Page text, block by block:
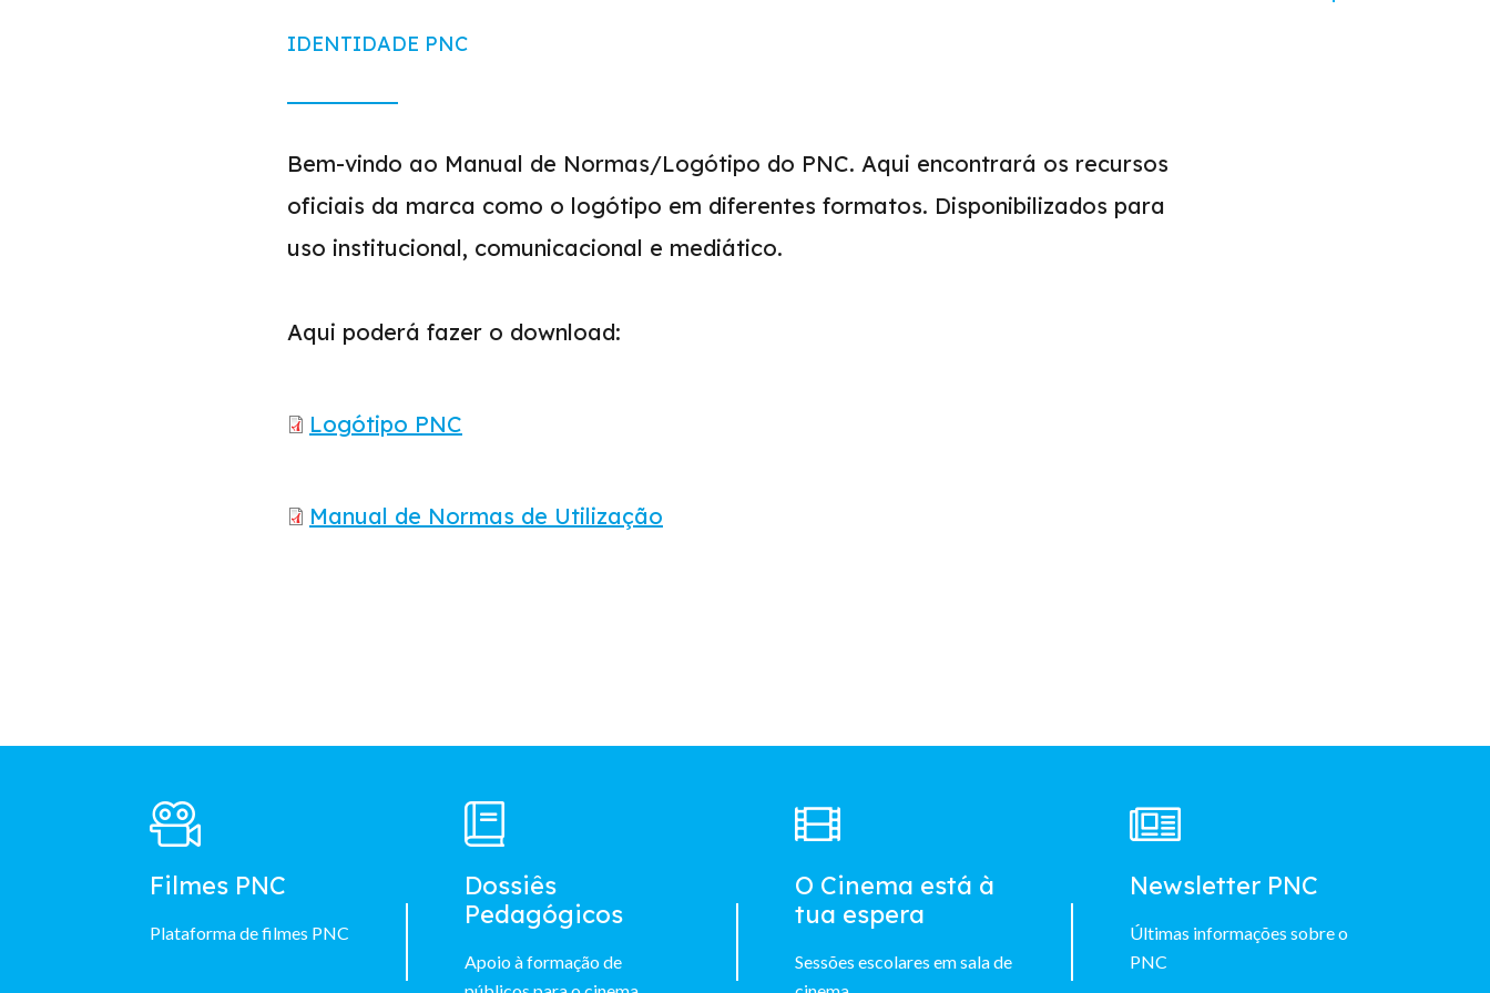
IDENTIDADE PNC
Bem-vindo ao Manual de Normas/Logótipo do PNC. Aqui encontrará os recursos
oficiais da marca como o logótipo em diferentes formatos. Disponibilizados para
uso institucional, comunicacional e mediático.
Aqui poderá fazer o download:
Logótipo PNC
Manual de Normas de Utilização
Footer
Main
Menu
Filmes PNC
Plataforma de filmes PNC
Dossiês
Pedagógicos
Apoio à formação de
O Cinema está à
tua espera
Sessões escolares em sala de
Newsletter PNC
Últimas informações sobre o
PNC